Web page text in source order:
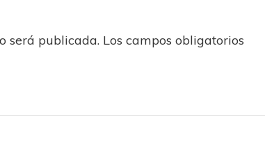
será publicada. Los campos obligatorios